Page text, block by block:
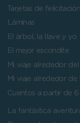
Tarjetas de felicitación
Láminas
El árbol, la llave y yo
El mejor escondite
Mi viaje alrededor
Mi viaje alrededor de
Cuentos a partir de 6
La fantástica